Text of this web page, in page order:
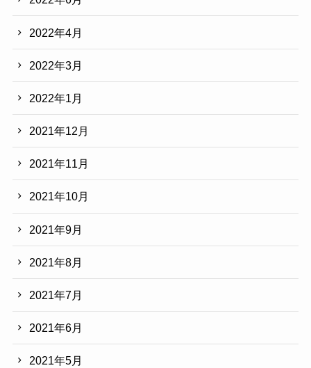
2022年4月
2022年3月
2022年1月
2021年12月
2021年11月
2021年10月
2021年9月
2021年8月
2021年7月
2021年6月
2021年5月